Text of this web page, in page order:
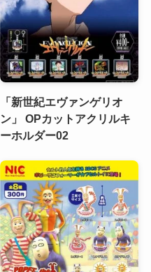
「新世紀エヴァンゲリオ
ン」 OPカットアクリルキ
ーホルダー02